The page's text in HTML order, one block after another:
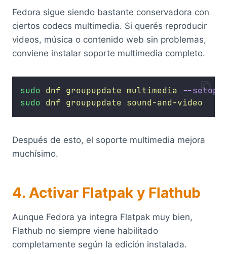
Fedora sigue siendo bastante conservadora con
ciertos codecs multimedia. Si querés reproducir
videos, música o contenido web sin problemas,
conviene instalar soporte multimedia completo.
sudo dnf groupupdate multimedia
--
sudo dnf groupupdate sound-and-video
Después de esto, el soporte multimedia mejora
muchísimo.
4. Activar Flatpak y Flathub
Aunque Fedora ya integra Flatpak muy bien,
Flathub no siempre viene habilitado
completamente según la edición instalada.